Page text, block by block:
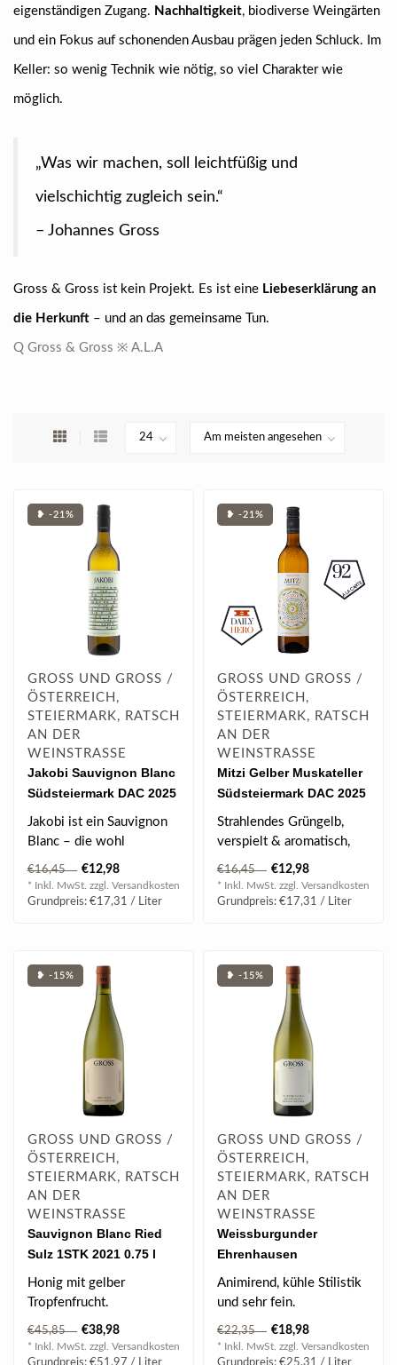
eigenständigen Zugang. Nachhaltigkeit, biodiverse Weingärten
und ein Fokus auf schonenden Ausbau prägen jeden Schluck. Im
Keller: so wenig Technik wie nötig, so viel Charakter wie
möglich.
„Was wir machen, soll leichtfüßig und
vielschichtig zugleich sein.“
– Johannes Gross
Gross & Gross ist kein Projekt. Es ist eine Liebeserklärung an
die Herkunft – und an das gemeinsame Tun.
Q Gross & Gross ※ A.L.A
❥ -21%
GROSS UND GROSS /
ÖSTERREICH,
STEIERMARK, RATSCH
AN DER
WEINSTRASSE
Jakobi Sauvignon Blanc
Südsteiermark DAC 2025
0.75 l
Jakobi ist ein Sauvignon
Blanc – die wohl
wichtigste Rebsorte der
Südsteierma..
€16,45 €12,98
* Inkl. MwSt. zzgl. Versandkosten
Grundpreis: €17,31 / Liter
❥ -21%
GROSS UND GROSS /
ÖSTERREICH,
STEIERMARK, RATSCH
AN DER
WEINSTRASSE
Mitzi Gelber Muskateller
Südsteiermark DAC 2025
0.75 l
Strahlendes Grüngelb,
verspielt & aromatisch,
Fruchtnoten von Pfirsich,
Birne &..
€16,45 €12,98
* Inkl. MwSt. zzgl. Versandkosten
Grundpreis: €17,31 / Liter
❥ -15%
GROSS UND GROSS /
ÖSTERREICH,
STEIERMARK, RATSCH
AN DER
WEINSTRASSE
Sauvignon Blanc Ried
Sulz 1STK 2021 0.75 l
Honig mit gelber
Tropfenfrucht.
€45,85 €38,98
* Inkl. MwSt. zzgl. Versandkosten
Grundpreis: €51,97 / Liter
❥ -15%
GROSS UND GROSS /
ÖSTERREICH,
STEIERMARK, RATSCH
AN DER
WEINSTRASSE
Weissburgunder
Ehrenhausen
Südsteiermark DAC 2024
0.75 l
Animirend, kühle Stilistik
und sehr fein.
€22,35 €18,98
* Inkl. MwSt. zzgl. Versandkosten
Grundpreis: €25,31 / Liter